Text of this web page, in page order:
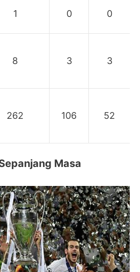
1 0 0
8 3 3
262 106 52
Masa